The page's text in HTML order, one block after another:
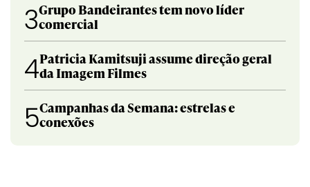
3Grupo Bandeirantes tem novo líder
comercial
4Patricia Kamitsuji assume direção geral
da Imagem Filmes
5Campanhas da Semana: estrelas e
conexões